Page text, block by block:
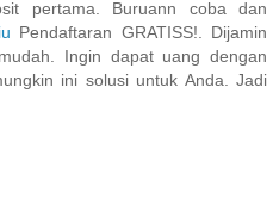
pertama. Buruann coba dan
Pendaftaran GRATISS!. Dijamin
Ingin dapat uang dengan
ini solusi untuk Anda. Jadi